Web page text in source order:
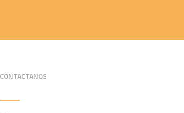
CONTACTANOS